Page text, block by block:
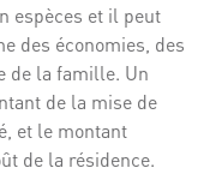
espèces et il peut
des économies, des
de la famille. Un
de la mise de
et le montant
de la résidence.